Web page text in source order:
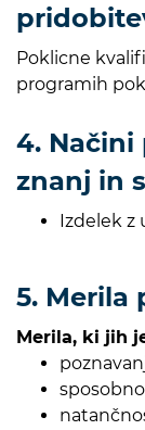
Poklicne
programih
4. Načini
znanj in
Izdelek z
5. Merila
Merila, ki jih